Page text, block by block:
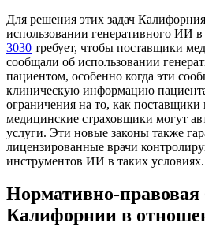
Для решения этих задач
использовании генеративного ИИ в
3030 требует, чтобы поставщики
сообщали об использовании
пациентом, особенно когда эти
клиническую информацию
ограничения на то, как
медицинские страховщики могут
услуги. Эти новые законы также
лицензированные врачи
инструментов ИИ в таких условиях.
Нормативно-правовая
Калифорнии в